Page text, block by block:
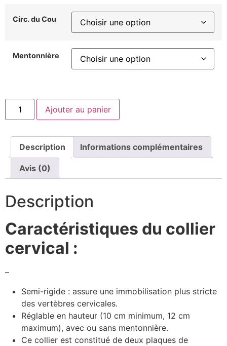
Circ. du Cou
Mentonnière
Ajouter au panier
Description Informations complémentaires
Avis (0)
Description
Caractéristiques du collier
cervical :
–
Semi-rigide : assure une immobilisation plus stricte
des vertèbres cervicales.
Réglable en hauteur (10 cm minimum, 12 cm
maximum), avec ou sans mentonnière.
Ce collier est constitué de deux plaques de